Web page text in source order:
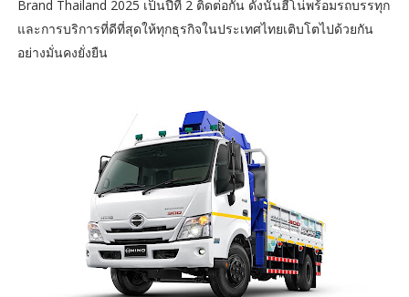
Brand Thailand 2025 เป็นปีที่ 2 ติดต่อกัน ดังนั้นฮีโน่พร้อมรถบรรทุก
และการบริการที่ดีที่สุดให้ทุกธุรกิจในประเทศไทยเติบโตไปด้วยกัน
อย่างมั่นคงยั่งยืน